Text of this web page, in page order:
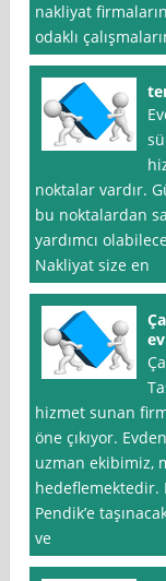
nakliyat
odaklı
noktalar vardır.
bu noktalardan
yardımcı
Nakliyat size en
hizmet sunan
öne çıkıyor.
uzman ekibimiz,
hedeflemektedir.
Pendik’e
ve